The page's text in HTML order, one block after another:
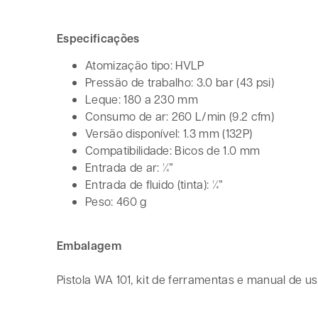
Especificações
Atomização tipo: HVLP
Pressão de trabalho: 3.0 bar (43 psi)
Leque: 180 a 230 mm
Consumo de ar: 260 L/min (9.2 cfm)
Versão disponível: 1.3 mm (132P)
Compatibilidade: Bicos de 1.0 mm
Entrada de ar: ¼”
Entrada de fluido (tinta): ¼”
Peso: 460 g
Embalagem
Pistola WA 101, kit de ferramentas e manual de